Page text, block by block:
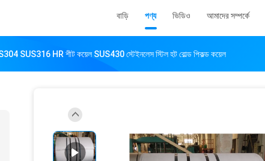
বাড়ি পণ্য ভিডিও আমাদের সম্পর্কে
SUS316 HR শীট কয়েল SUS430 স্টেইনলেস স্টিল হট রোল্ড পিকল্ড কয়েল